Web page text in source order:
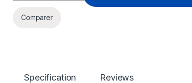
Comparer
Specification Reviews